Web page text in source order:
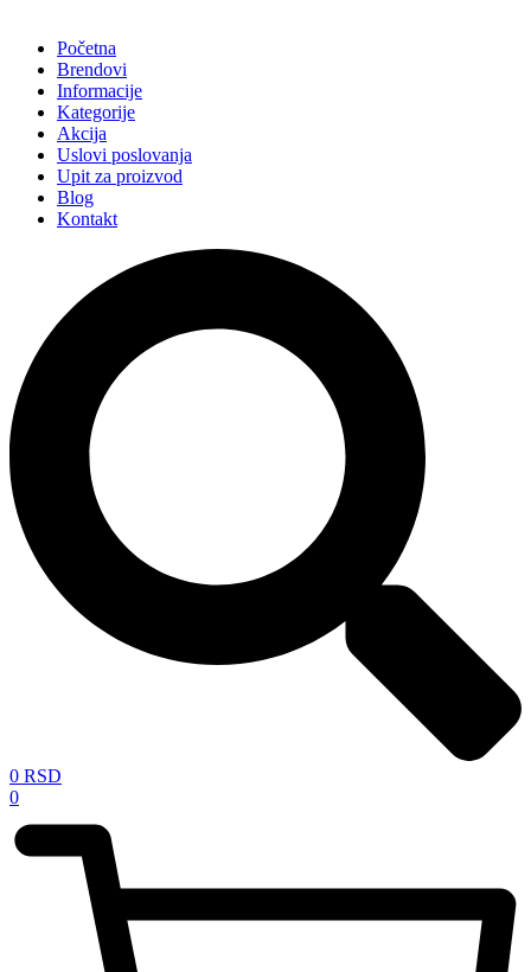
Početna
Brendovi
Informacije
Kategorije
Akcija
Uslovi poslovanja
Upit za proizvod
Blog
Kontakt
0 RSD
0